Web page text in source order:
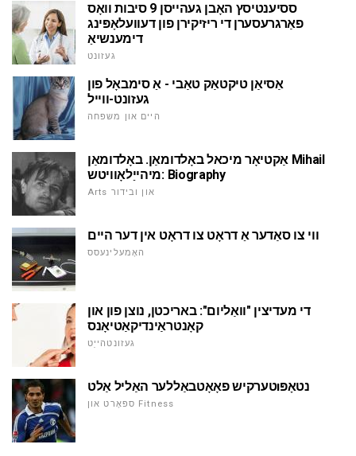
ססיענטיסץ האָבן געהייסן 9 סיבות וואָס
פאַרגרעסערן די ריזיקירן פון דעוועלאָפּינג
דימענשיאַ
געזונט
אַסיאַן טיקטאַק טאַבי - אַ סימבאָל פון
געזונט-ווייל
היים און משפּחה
אַקטיאָר מיכאל באָלדומאַן. באָלדומאַן Mihail
מיהייַלאָוויטש: Biography
Arts און ובידור
ווי צו סאַדער אַ דראָט צו דראָט אין דער היים
האָמעלינעסס
די מעדיצין "וואַליום": באריכטן, נוצן פון און
קאָנטראַינדיקאַטיאָנס
געזונטהייַט
טערקיש פאָאָטבאַללער האַליל אַלטıנטאָפּ
ספּאָרט און Fitness